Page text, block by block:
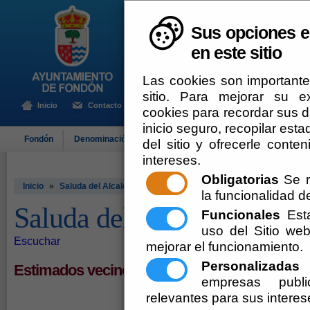
Sus opciones
en este sitio
Las cookies son
sitio. Para mejorar su
cookies para recordar sus
inicio seguro, recopilar
del sitio y ofrecerle
intereses.
Obligatorias Se
la funcionalidad
Funcionales
uso del Sitio
mejorar el funcionamiento.
Personalizadas
empresas
relevantes para sus
Inicio Contacto
Fondón Denominación de Origen El Ayuntamiento Turismo
Inicio » Saluda del Alcalde
Saluda del Alcalde
Escuchar
Estimados vecinos y visitantes